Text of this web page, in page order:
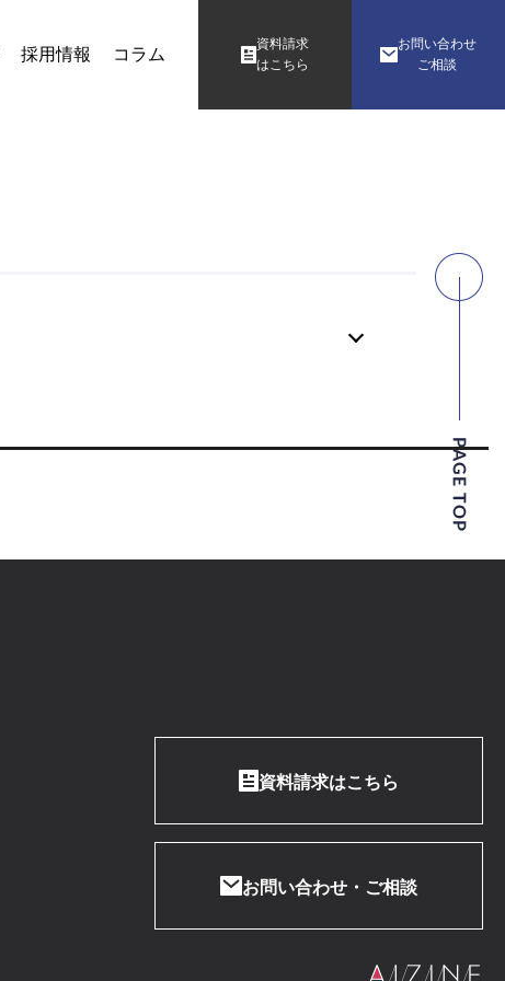
採用情報 コラム
資料請求
はこちら
お問い合わせ
ご相談
資料請求はこちら
お問い合わせ・ご相談